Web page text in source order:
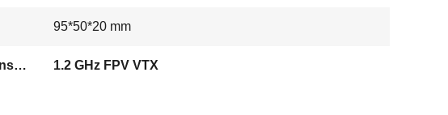
95*50*20 mm
FPV VTX met langeafstandstransmissie 1.2 GHz FPV VTX